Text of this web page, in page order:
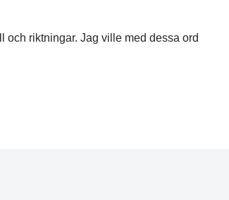
och riktningar. Jag ville med dessa ord